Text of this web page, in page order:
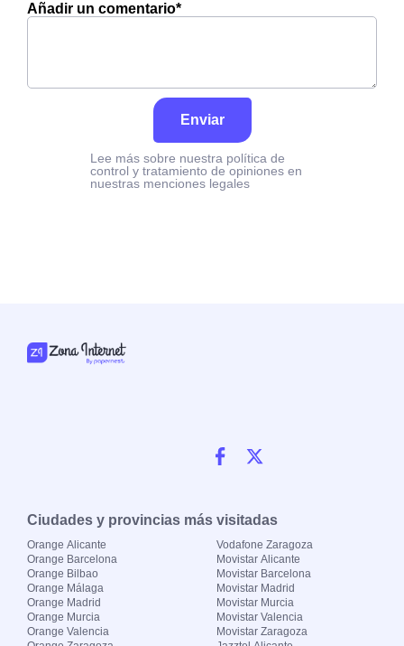
Añadir un comentario*
Enviar
Lee más sobre nuestra política de
control y tratamiento de opiniones en
nuestras menciones legales
Ciudades y provincias más visitadas
Orange Alicante
Orange Barcelona
Orange Bilbao
Orange Málaga
Orange Madrid
Orange Murcia
Orange Valencia
Vodafone Zaragoza
Movistar Alicante
Movistar Barcelona
Movistar Madrid
Movistar Murcia
Movistar Valencia
Movistar Zaragoza